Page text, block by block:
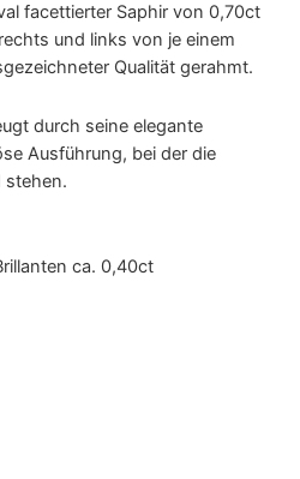
facettierter Saphir von 0,70ct
und links von je einem
Qualität gerahmt.
durch seine elegante
Ausführung, bei der die
stehen.
ca. 0,40ct